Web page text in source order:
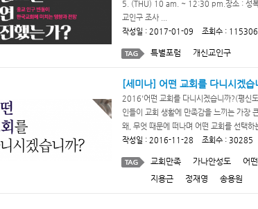
5. (THU) 10 am. ~ 12:30 pm.장소 : 성복
교인구 조사 ...
작성일 : 2017-01-09 조회수 : 115306
특별포럼 개신교인구
[세미나] 어떤 교회를 다니시겠습
2016'어떤 교회를 다니시겠습니까?(평신
인들이 교회 생활에 만족감을 느끼는 가장
왜, 무엇 때문에 떠나며 어떤 교회를 선택하
작성일 : 2016-11-28 조회수 : 30285
교회만족 가나안성도 어
지용근
정재영 송용원